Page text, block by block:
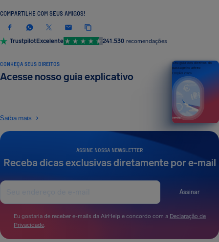
COMPARTILHE COM SEUS AMIGOS!
TrustpilotExcelente 241.530 recomendações
ASSINE NOSSA NEWSLETTER
Receba dicas exclusivas diretamente por e-mail
Assinar
Eu gostaria de receber e-mails da AirHelp e concordo com a Declaração de
Privacidade.
CONHEÇA SEUS DIREITOS
Acesse nosso guia explicativo
Saiba mais
Seu guia dos direitos do
passageiro aéreo
EDIÇÃO 2026